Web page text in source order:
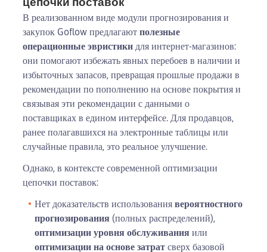
В реализованном виде модули прогнозирования и
закупок Goflow предлагают полезные
операционные эвристики для интернет-магазинов:
они помогают избежать явных перебоев в наличии и
избыточных запасов, превращая прошлые продажи в
рекомендации по пополнению на основе покрытия и
связывая эти рекомендации с данными о
поставщиках в едином интерфейсе. Для продавцов,
ранее полагавшихся на электронные таблицы или
случайные правила, это реальное улучшение.
Однако, в контексте современной оптимизации
цепочки поставок:
Нет доказательств использования вероятностного
прогнозирования (полных распределений),
оптимизации уровня обслуживания или
оптимизации на основе затрат сверх базовой